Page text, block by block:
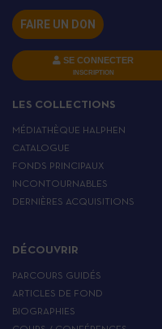
FAIRE UN DON
SE CONNECTER
INSCRIPTION
LES COLLECTIONS
MÉDIATHÈQUE HALPHEN
CATALOGUE
FONDS PRINCIPAUX
INCONTOURNABLES
DERNIÈRES ACQUISITIONS
DÉCOUVRIR
PARCOURS GUIDÉS
ARTICLES DE FOND
BIOGRAPHIES